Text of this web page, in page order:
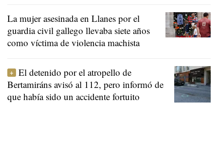
La mujer asesinada en Llanes por el
guardia civil gallego llevaba siete años
como víctima de violencia machista
El detenido por el atropello de
Bertamiráns avisó al 112, pero informó de
que había sido un accidente fortuito